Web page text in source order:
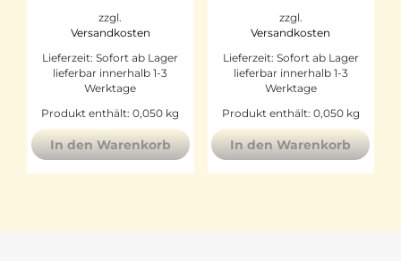
zzgl.
Versandkosten
Lieferzeit:Sofort ab Lager
lieferbar innerhalb 1-3
Werktage
Produkt enthält: 0,050 kg
In den Warenkorb
zzgl.
Versandkosten
Lieferzeit: Sofort ab Lager
lieferbar innerhalb 1-3
Werktage
Produkt enthält: 0,050 kg
In den Warenkorb